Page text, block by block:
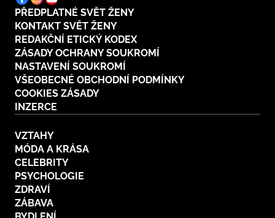
PŘEDPLATNÉ SVĚT ŽENY
KONTAKT SVĚT ŽENY
REDAKČNÍ ETICKÝ KODEX
ZÁSADY OCHRANY SOUKROMÍ
NASTAVENÍ SOUKROMÍ
VŠEOBECNÉ OBCHODNÍ PODMÍNKY
COOKIES ZÁSADY
INZERCE
VZTAHY
MÓDA A KRÁSA
CELEBRITY
PSYCHOLOGIE
ZDRAVÍ
ZÁBAVA